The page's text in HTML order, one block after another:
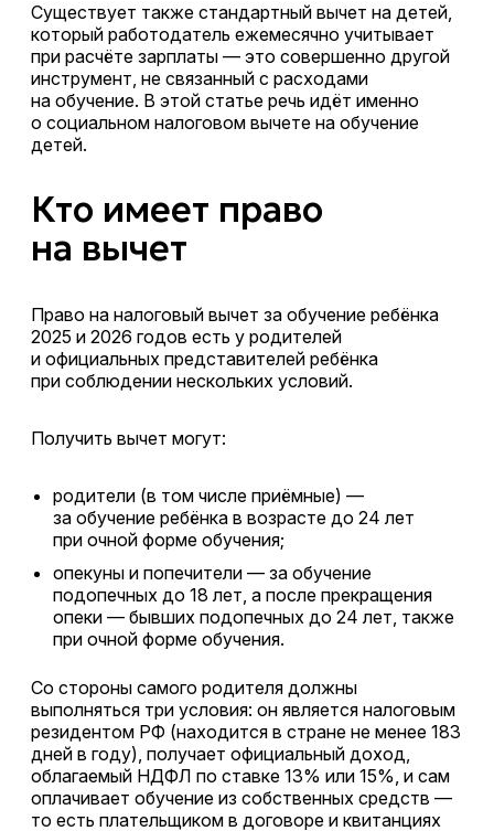
Существует также стандартный вычет на детей,
который работодатель ежемесячно учитывает
при расчёте зарплаты — это совершенно другой
инструмент, не связанный с расходами
на обучение. В этой статье речь идёт именно
о социальном налоговом вычете на обучение
детей.
Кто имеет право
на вычет
Право на налоговый вычет за обучение ребёнка
2025 и 2026 годов есть у родителей
и официальных представителей ребёнка
при соблюдении нескольких условий.
Получить вычет могут:
родители (в том числе приёмные) —
за обучение ребёнка в возрасте до 24 лет
при очной форме обучения;
опекуны и попечители — за обучение
подопечных до 18 лет, а после прекращения
опеки — бывших подопечных до 24 лет, также
при очной форме обучения.
Со стороны самого родителя должны
выполняться три условия: он является налоговым
резидентом РФ (находится в стране не менее 183
дней в году), получает официальный доход,
облагаемый НДФЛ по ставке 13% или 15%, и сам
оплачивает обучение из собственных средств —
то есть плательщиком в договоре и квитанциях